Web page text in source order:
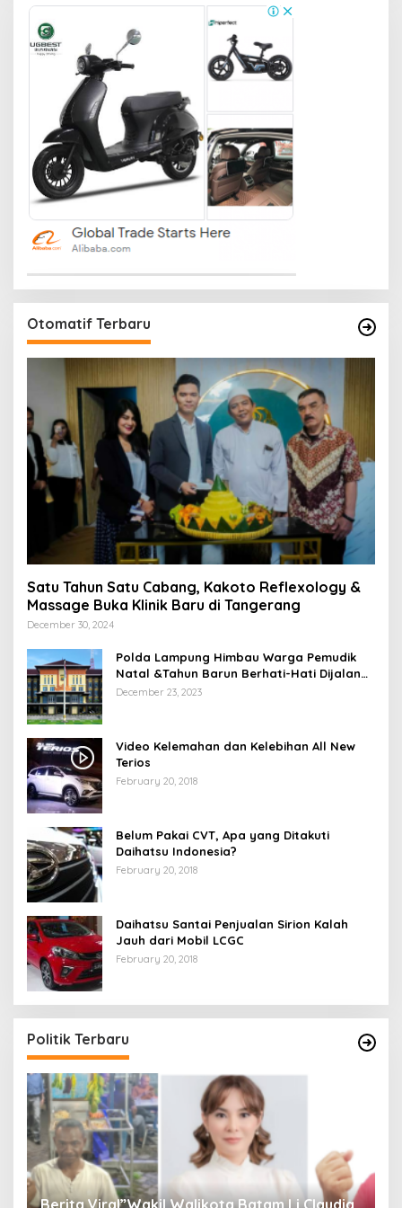
Otomatif Terbaru
Satu Tahun Satu Cabang, Kakoto Reflexology &
Massage Buka Klinik Baru di Tangerang
December 30, 2024
Polda Lampung Himbau Warga Pemudik
Natal &Tahun Barun Berhati-Hati Dijalan
Saat Melintas di -Titik Rawan Kecelakaan
December 23, 2023
Video Kelemahan dan Kelebihan All New
Terios
February 20, 2018
Belum Pakai CVT, Apa yang Ditakuti
Daihatsu Indonesia?
February 20, 2018
Daihatsu Santai Penjualan Sirion Kalah
Jauh dari Mobil LCGC
February 20, 2018
Politik Terbaru